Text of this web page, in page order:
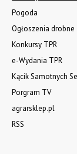
Pogoda
Ogłoszenia drobne
Konkursy TPR
e-Wydania TPR
Kącik Samotnych
Porgram TV
agrarsklep.pl
RSS